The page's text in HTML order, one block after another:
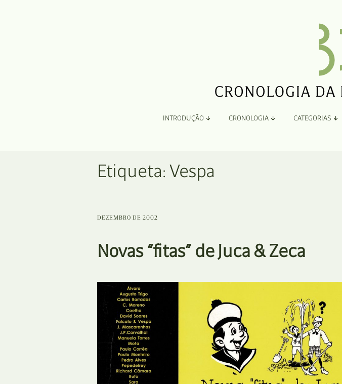
INTRODUÇÃO
Organização
CRONOLOGIA CATEGORIAS
Curtas
Edição Digital
Edição Portuguesa
Etiqueta: Vespa
DEZEMBRO DE 2002
Novas “fitas” de Juca & Zeca